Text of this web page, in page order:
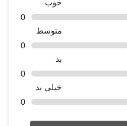
خوب
0
متوسط
0
بد
0
خیلی بد
0